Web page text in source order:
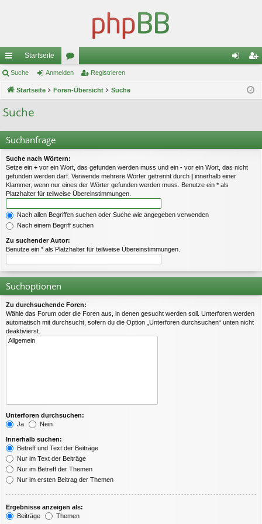
ch
ne
llz
riff
Startseite
or
en ist
Suche Anmelden Registrieren
Startseite Foren-Übersicht Suche
Suche
Suchanfrage
Suche nach Wörtern:
Setze ein + vor ein Wort, das gefunden werden muss und ein - vor ein Wort, das nicht
gefunden werden darf. Verwende mehrere Wörter getrennt durch | innerhalb einer
Klammer, wenn nur eines der Wörter gefunden werden muss. Benutze ein * als
Platzhalter für teilweise Übereinstimmungen.
Nach allen Begriffen suchen oder Suche wie angegeben verwenden
Nach einem Begriff suchen
Zu suchender Autor:
Benutze ein * als Platzhalter für teilweise Übereinstimmungen.
Suchoptionen
Zu durchsuchende Foren:
Wähle das Forum oder die Foren aus, in denen gesucht werden soll. Unterforen werden
automatisch mit durchsucht, sofern du die Option „Unterforen durchsuchen“ unten nicht
deaktivierst.
Unterforen durchsuchen:
Ja
Nein
Innerhalb suchen:
Betreff und Text der Beiträge
Nur im Text der Beiträge
Nur im Betreff der Themen
Nur im ersten Beitrag der Themen
Ergebnisse anzeigen als:
Beiträge
Themen